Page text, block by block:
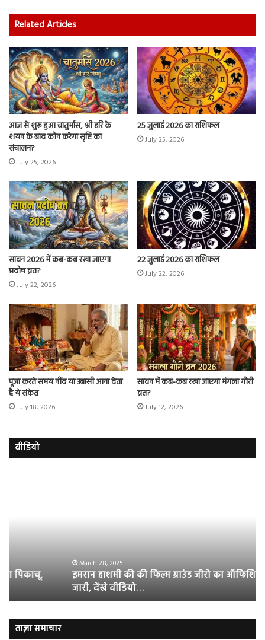
Related Articles
आज से शुरू हुआ चातुर्मास, श्री हरि के
शयन के बाद कौन करेगा सृष्टि का
संचालन?
July 25, 2026
25 जुलाई 2026 का राशिफल
July 25, 2026
सावन 2026 में कब-कब रखा जाएगा
प्रदोष व्रत?
July 22, 2026
22 जुलाई 2026 का राशिफल
July 22, 2026
पूजा करते समय नींद या उबासी आना देता
है ये संकेत
July 18, 2026
सावन में कब-कब रखा जाएगा मंगला गौरी
व्रत?
July 12, 2026
वीडियो
ऑफिशियल
जारी,
वीडियो…
इमरान हाशमी की की फिल्म ग्राउंड जीरो का ऑफिशियल टीजर
जारी, देंखे वीडियो…
ताज़ा समाचार